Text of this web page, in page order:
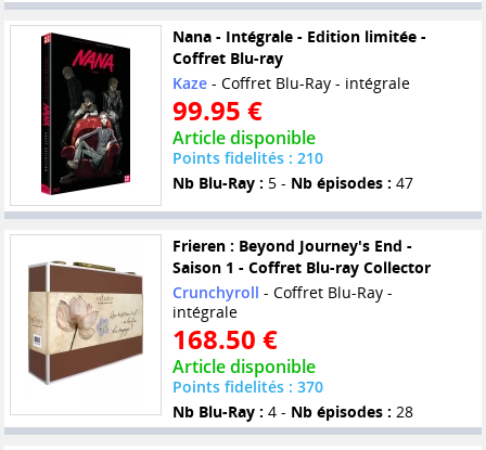
Nana - Intégrale - Edition limitée -
Coffret Blu-ray
Kaze- Coffret Blu-Ray - intégrale
99.95 €
Article disponible
Points fidelités : 210
Nb Blu-Ray : 5 - Nb épisodes : 47
Frieren : Beyond Journey's End -
Saison 1 - Coffret Blu-ray Collector
Crunchyroll - Coffret Blu-Ray -
intégrale
168.50 €
Article disponible
Points fidelités : 370
Nb Blu-Ray : 4 - Nb épisodes : 28